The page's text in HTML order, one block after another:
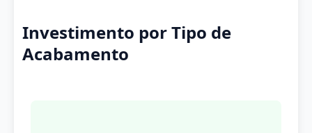
Investimento por Tipo de
Acabamento